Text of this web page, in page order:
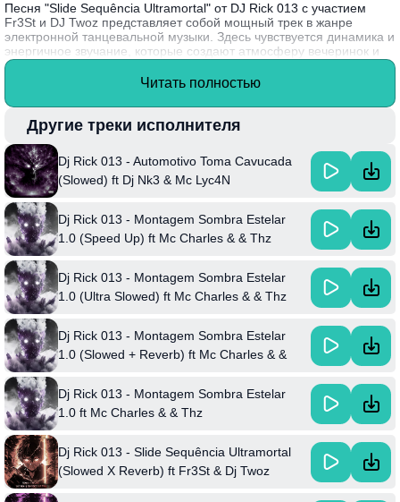
Песня "Slide Sequência Ultramortal" от DJ Rick 013 с участием
Fr3St и DJ Twoz представляет собой мощный трек в жанре
электронной танцевальной музыки. Здесь чувствуется динамика и
энергичное звучание, которые создают атмосферу вечеринок и
клубов. Комбинация мелодичных элементов и ритмичных битов
заставляет слушателей двигаться, погружая их в мир музыки и
ориентированный на живое взаимодействие с публикой и
создание ярких ощущений.
Записанная в сотрудничестве с талантливыми артистами, эта
композиция служит ярким примером синергии между DJ и
исполнителями, что позволяет создавать уникальные звуковые
ландшафты, которые завоевывают сердца поклонников.
Интересный факт: DJ Rick 013 известен своими экспериментами
в музыке, часто совмещая различные жанры и стили, что делает
его работы необычными и запоминающимися.
Читать полностью
Другие треки исполнителя
Dj Rick 013 - Automotivo Toma Cavucada
(Slowed) ft Dj Nk3 & Mc Lyc4N
Dj Rick 013 - Montagem Sombra Estelar
1.0 (Speed Up) ft Mc Charles & & Thz
Dj Rick 013 - Montagem Sombra Estelar
1.0 (Ultra Slowed) ft Mc Charles & & Thz
Dj Rick 013 - Montagem Sombra Estelar
1.0 (Slowed + Reverb) ft Mc Charles & &
Dj Rick 013 - Montagem Sombra Estelar
1.0 ft Mc Charles & & Thz
Dj Rick 013 - Slide Sequência Ultramortal
(Slowed X Reverb) ft Fr3St & Dj Twoz